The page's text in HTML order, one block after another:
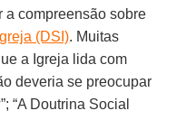
a compreensão sobre
(DSI). Muitas
a Igreja lida com
deveria se preocupar
“A Doutrina Social